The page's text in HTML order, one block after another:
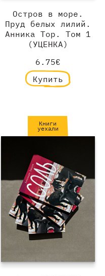
Остров в море.
Пруд белых лилий.
Анника Тор. Том 1
(УЦЕНКА)
6.75€
Купить
Книги
уехали